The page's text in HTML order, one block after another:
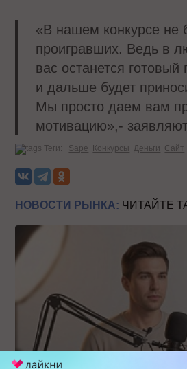
«В нашем конкурсе не
проигравших. Ведь в
вас останется готовый
и дальше будет
Мы просто даем вам
мотивацию»,-
Теги: Sape Конкурсы Деньги Сайт
НОВОСТИ РЫНКА: ЧИТАЙТЕ